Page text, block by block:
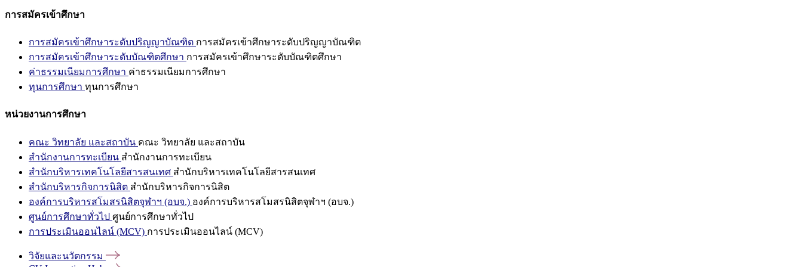
การสมัครเข้าศึกษา
การสมัครเข้าศึกษาระดับปริญญาบัณฑิต การสมัครเข้าศึกษาระดับปริญญาบัณฑิต
การสมัครเข้าศึกษาระดับบัณฑิตศึกษา การสมัครเข้าศึกษาระดับบัณฑิตศึกษา
ค่าธรรมเนียมการศึกษา ค่าธรรมเนียมการศึกษา
ทุนการศึกษา ทุนการศึกษา
หน่วยงานการศึกษา
คณะ วิทยาลัย และสถาบัน คณะ วิทยาลัย และสถาบัน
สำนักงานการทะเบียน สำนักงานการทะเบียน
สำนักบริหารเทคโนโลยีสารสนเทศ สำนักบริหารเทคโนโลยีสารสนเทศ
สำนักบริหารกิจการนิสิต สำนักบริหารกิจการนิสิต
องค์การบริหารสโมสรนิสิตจุฬาฯ (อบจ.) องค์การบริหารสโมสรนิสิตจุฬาฯ (อบจ.)
ศูนย์การศึกษาทั่วไป ศูนย์การศึกษาทั่วไป
การประเมินออนไลน์ (MCV) การประเมินออนไลน์ (MCV)
วิจัยและนวัตกรรม